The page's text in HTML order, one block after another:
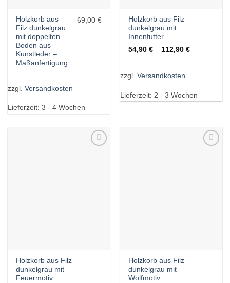
Holzkorb aus
Filz dunkelgrau
mit doppelten
Boden aus
Kunstleder –
Maßanfertigung
69,00 €
zzgl. Versandkosten
Lieferzeit: 3 - 4 Wochen
Holzkorb aus Filz
dunkelgrau mit
Innenfutter
54,90€ –112,90€
zzgl. Versandkosten
Lieferzeit: 2 - 3 Wochen
Holzkorb aus Filz
dunkelgrau mit
Feuermotiv
Holzkorb aus Filz
dunkelgrau mit
Wolfmotiv